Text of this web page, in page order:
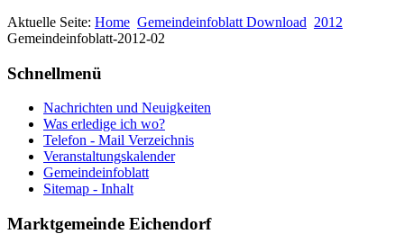
Aktuelle Seite: Home Gemeindeinfoblatt Download 2012
Gemeindeinfoblatt-2012-02
Schnellmenü
Nachrichten und Neuigkeiten
Was erledige ich wo?
Telefon - Mail Verzeichnis
Veranstaltungskalender
Gemeindeinfoblatt
Sitemap - Inhalt
Marktgemeinde Eichendorf